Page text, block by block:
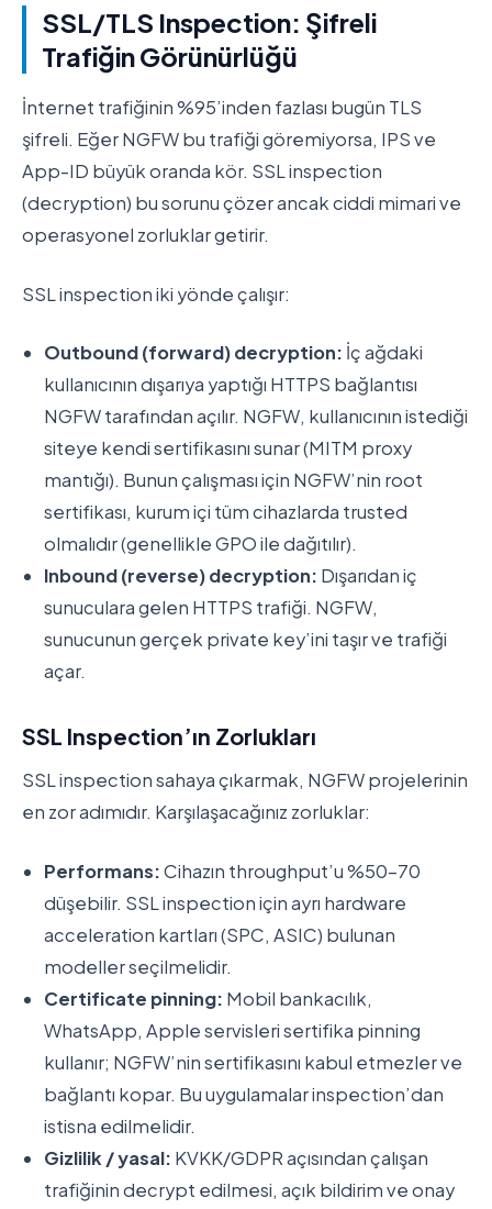
SSL/TLS Inspection: Şifreli
Trafiğin Görünürlüğü
İnternet trafiğinin %95’inden fazlası bugün TLS
şifreli. Eğer NGFW bu trafiği göremiyorsa, IPS ve
App-ID büyük oranda kör. SSL inspection
(decryption) bu sorunu çözer ancak ciddi mimari ve
operasyonel zorluklar getirir.
SSL inspection iki yönde çalışır:
Outbound (forward) decryption: İç ağdaki
kullanıcının dışarıya yaptığı HTTPS bağlantısı
NGFW tarafından açılır. NGFW, kullanıcının istediği
siteye kendi sertifikasını sunar (MITM proxy
mantığı). Bunun çalışması için NGFW’nin root
sertifikası, kurum içi tüm cihazlarda trusted
olmalıdır (genellikle GPO ile dağıtılır).
Inbound (reverse) decryption: Dışarıdan iç
sunuculara gelen HTTPS trafiği. NGFW,
sunucunun gerçek private key’ini taşır ve trafiği
açar.
SSL Inspection’ın Zorlukları
SSL inspection sahaya çıkarmak, NGFW projelerinin
en zor adımıdır. Karşılaşacağınız zorluklar:
Performans:Cihazın throughput’u %50-70
düşebilir. SSL inspection için ayrı hardware
acceleration kartları (SPC, ASIC) bulunan
modeller seçilmelidir.
Certificate pinning: Mobil bankacılık,
WhatsApp, Apple servisleri sertifika pinning
kullanır; NGFW’nin sertifikasını kabul etmezler ve
bağlantı kopar. Bu uygulamalar inspection’dan
istisna edilmelidir.
Gizlilik / yasal: KVKK/GDPR açısından çalışan
trafiğinin decrypt edilmesi, açık bildirim ve onay